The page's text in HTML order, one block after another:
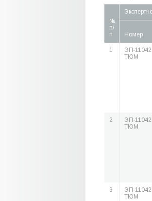
№
п/
п
Номер
1
ЭП-
ТЮМ
2
ЭП-
ТЮМ
3
ЭП-
ТЮМ